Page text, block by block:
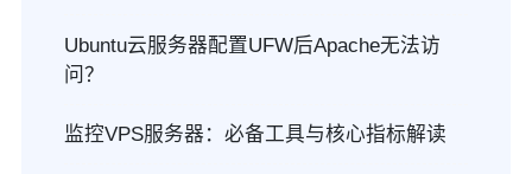
Ubuntu云服务器配置UFW后Apache无法访
问？
监控VPS服务器：必备工具与核心指标解读